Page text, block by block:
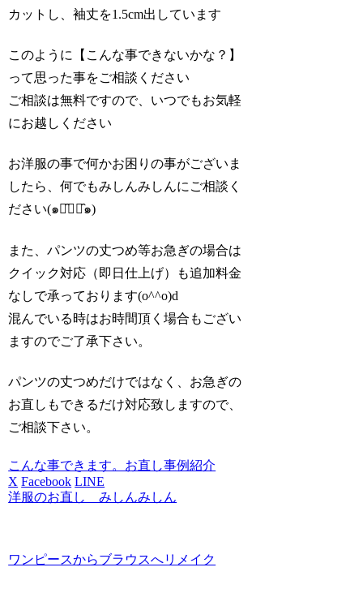
カットし、袖丈を1.5cm出しています
このように【こんな事できないかな？】
って思った事をご相談ください
ご相談は無料ですので、いつでもお気軽
にお越しください
お洋服の事で何かお困りの事がございま
したら、何でもみしんみしんにご相談く
ださい(๑･̑◡･̑๑)
また、パンツの丈つめ等お急ぎの場合は
クイック対応（即日仕上げ）も追加料金
なしで承っております(o^^o)d
混んでいる時はお時間頂く場合もござい
ますのでご了承下さい。
パンツの丈つめだけではなく、お急ぎの
お直しもできるだけ対応致しますので、
ご相談下さい。
こんな事できます。お直し事例紹介
X Facebook LINE
洋服のお直し みしんみしん
ワンピースからブラウスへリメイク